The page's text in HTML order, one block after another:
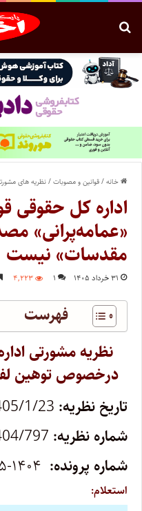
خانه/قوانین و مصوبات/نظریه های
اداره کل حقوقی
«عمامه‌پرانی»
مقدسات» نیست
۳۱ خرداد ۱۴۰۵ ۱ ۴,۲۲۳
فهرست
نظریه مشورتی
درخصوص توهین
تاریخ نظریه: 1/23
شماره نظریه: 797
شماره پرونده:
استعلام: